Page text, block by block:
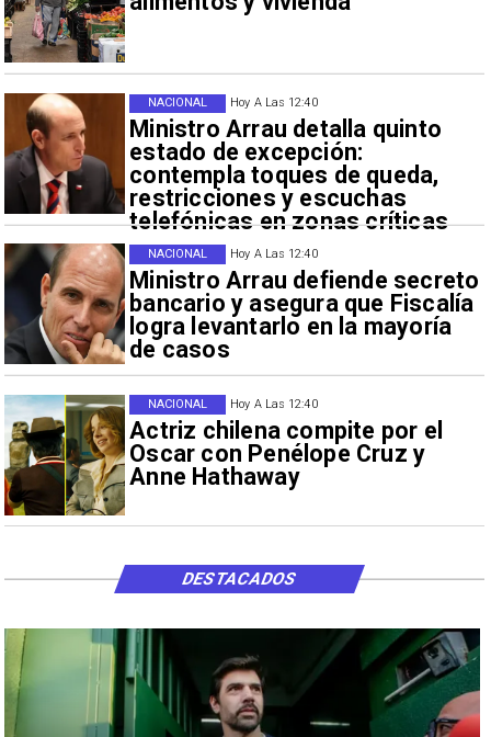
Hoy A Las 12:40
Ministro Arrau detalla quinto
estado de excepción:
contempla toques de queda,
restricciones y escuchas
telefónicas en zonas críticas
NACIONAL
Hoy A Las 12:40
Ministro Arrau defiende secreto
bancario y asegura que Fiscalía
logra levantarlo en la mayoría
de casos
NACIONAL
Hoy A Las 12:40
Actriz chilena compite por el
Oscar con Penélope Cruz y
Anne Hathaway
NACIONAL
DESTACADOS